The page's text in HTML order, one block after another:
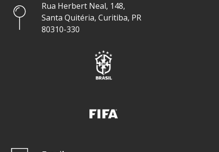
Rua Herbert Neal, 148,
Santa Quitéria, Curitiba, PR
80310-330